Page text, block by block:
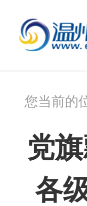
您当前的
党
各